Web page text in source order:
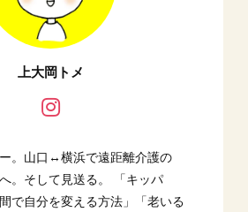
上大岡トメ
。山口↔︎横浜で遠距離介護の
。そして見送る。 「キッパ
で自分を変える方法」「老いる